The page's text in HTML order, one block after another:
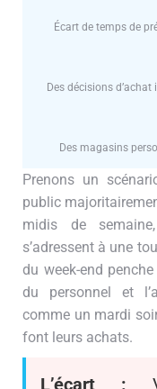
Écart de temps de
Des décisions
Des magasins
Prenons un
public
midis de
s’adressent à une
du week-end
du personnel et
comme un mardi
font leurs achats.
L’écart :